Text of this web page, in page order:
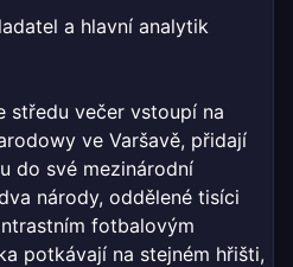
a hlavní analytik
středu večer vstoupí na
ve Varšavě, přidají
do své mezinárodní
národy, oddělené tisíci
fotbalovým
potkávají na stejném hřišti,